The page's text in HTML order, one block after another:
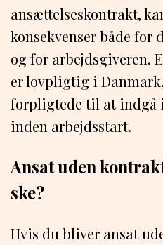
ansættelseskontrakt,
konsekvenser både for
og for arbejdsgiveren.
er lovpligtig i
forpligtede til at indgå
inden arbejdsstart.
Ansat uden
ske?
Hvis du bliver ansat